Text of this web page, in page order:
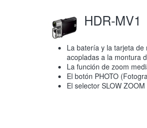
HDR-MV1
La batería y la tarjeta
acopladas a la montura
La función de zoom
El botón PHOTO
El selector SLOW